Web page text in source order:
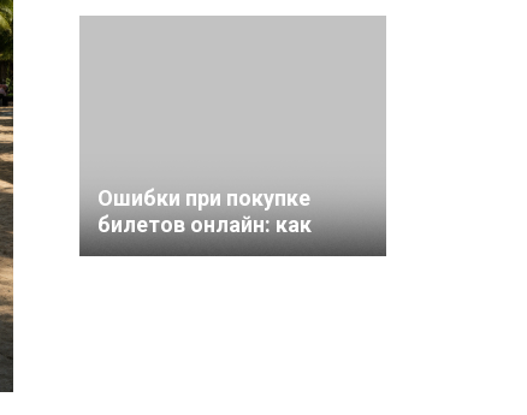
Ошибки при покупке
билетов онлайн: как
избежать лишних трат и